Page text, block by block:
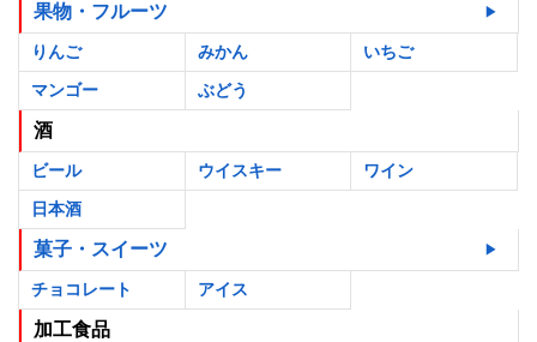
果物・フルーツ
りんご みかん
いちご
マンゴー
ぶどう
酒
ビール ウイスキー
ワイン
日本酒
菓子・スイーツ
チョコレート アイス
加工食品